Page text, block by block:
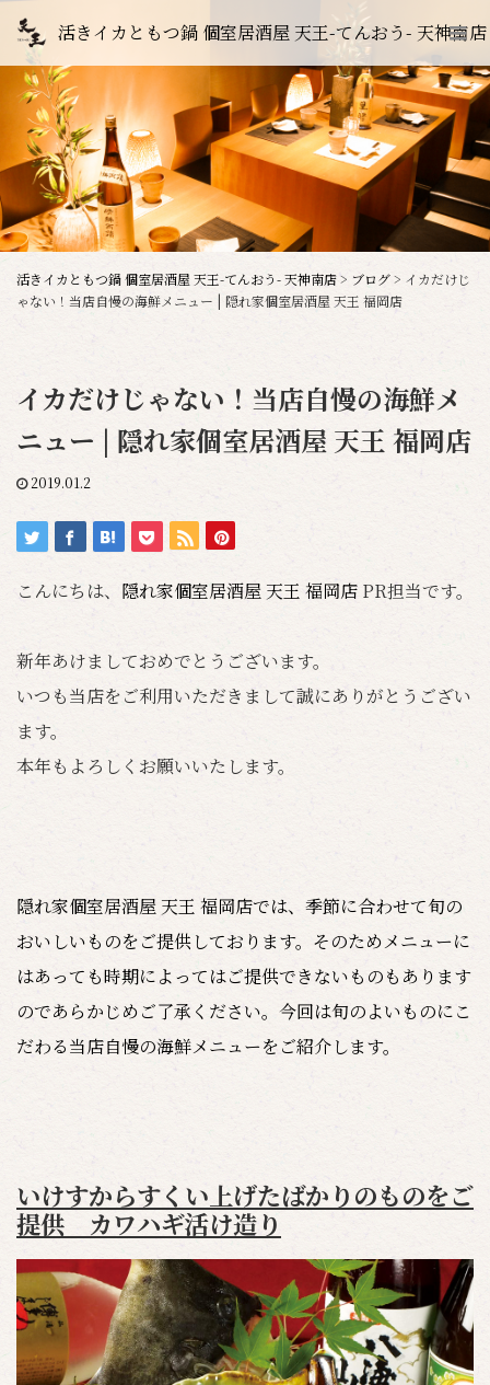
活きイカともつ鍋 個室居酒屋 天王-てんおう- 天神南店
活きイカともつ鍋 個室居酒屋 天王-てんおう- 天神南店> ブログ> イカだけじ
ゃない！当店自慢の海鮮メニュー | 隠れ家個室居酒屋 天王 福岡店
イカだけじゃない！当店自慢の海鮮メ
ニュー | 隠れ家個室居酒屋 天王 福岡店
2019.01.2
こんにちは、 隠れ家個室居酒屋 天王 福岡店 PR担当です。
新年あけましておめでとうございます。
いつも当店をご利用いただきまして誠にありがとうござい
ます。
本年もよろしくお願いいたします。
隠れ家個室居酒屋 天王 福岡店では、季節に合わせて旬の
おいしいものをご提供しております。そのためメニューに
はあっても時期によってはご提供できないものもあります
のであらかじめご了承ください。今回は旬のよいものにこ
だわる当店自慢の海鮮メニューをご紹介します。
いけすからすくい上げたばかりのものをご
提供 カワハギ活け造り